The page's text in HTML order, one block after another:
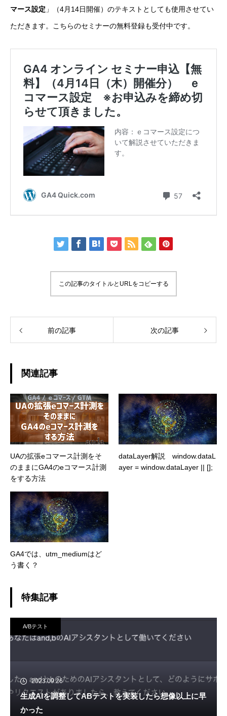
マース設定 」（4月14日開催）のテキストとしても使用させてい
ただきます。こちらのセミナーの無料登録も受付中です。
この記事のタイトルとURLをコピーする
前の記事 次の記事
関連記事
UAの拡張eコマース計測をそ
のままにGA4のeコマース計測
をする方法
dataLayer解説 window.dataL
ayer = window.dataLayer || [];
GA4では、utm_mediumはど
う書く？
特集記事
A/Bテスト
2023.09.26
生成AIを調整してABテストを実装したら想像以上に早
かった